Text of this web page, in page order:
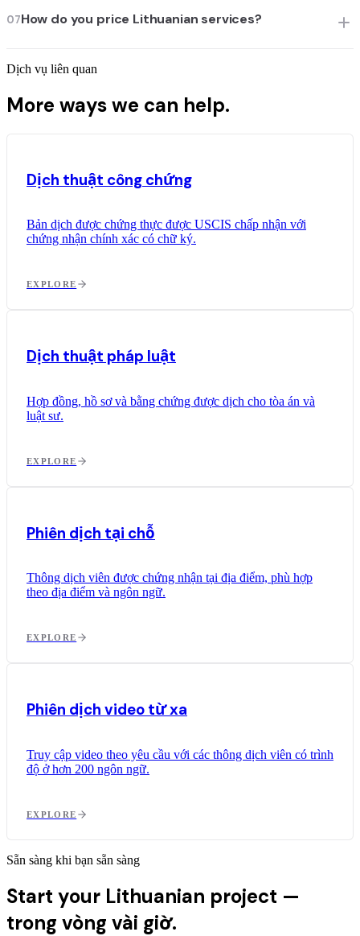
07How do you price Lithuanian services?
Dịch vụ liên quan
More ways we can help.
Dịch thuật công chứng
Bản dịch được chứng thực được USCIS chấp nhận với
chứng nhận chính xác có chữ ký.
EXPLORE
Dịch thuật pháp luật
Hợp đồng, hồ sơ và bằng chứng được dịch cho tòa án và
luật sư.
EXPLORE
Phiên dịch tại chỗ
Thông dịch viên được chứng nhận tại địa điểm, phù hợp
theo địa điểm và ngôn ngữ.
EXPLORE
Phiên dịch video từ xa
Truy cập video theo yêu cầu với các thông dịch viên có trình
độ ở hơn 200 ngôn ngữ.
EXPLORE
Sẵn sàng khi bạn sẵn sàng
Start your Lithuanian project —
trong vòng vài giờ.